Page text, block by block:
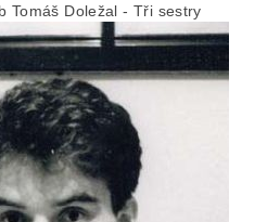
Tomáš Doležal - Tři sestry